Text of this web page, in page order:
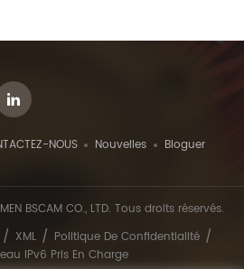
NOUS Nouvelles Bloguer
BSCAM CO., LTD. Tous droits réservés.
/ XML / Politique De Confidentialité /
IPv6 Pris En Charge